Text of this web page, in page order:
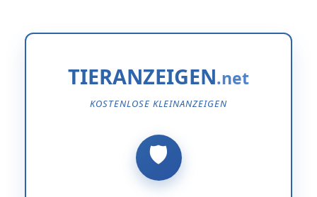
TIERANZEIGEN
KOSTENLOSE KLEINANZEIGEN